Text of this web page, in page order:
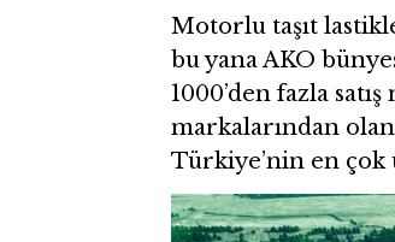
Motorlu taşıt
bu yana AKO
1000’den fazla
markalarından olan
Türkiye’nin en çok